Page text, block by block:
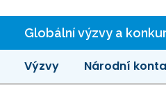
Globální výzvy a
Výzvy Národní